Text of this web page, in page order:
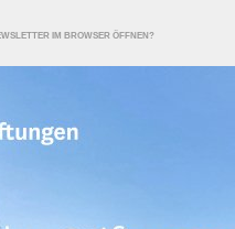
IM BROWSER ÖFFNEN?